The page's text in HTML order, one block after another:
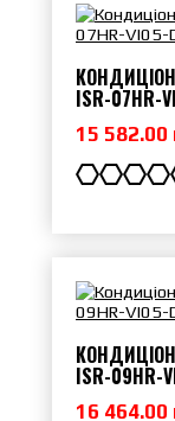
ISR-07HR-
15 582.00
ISR-09HR-
16 464.00